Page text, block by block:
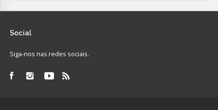
Social
Siga-nos nas redes sociais.